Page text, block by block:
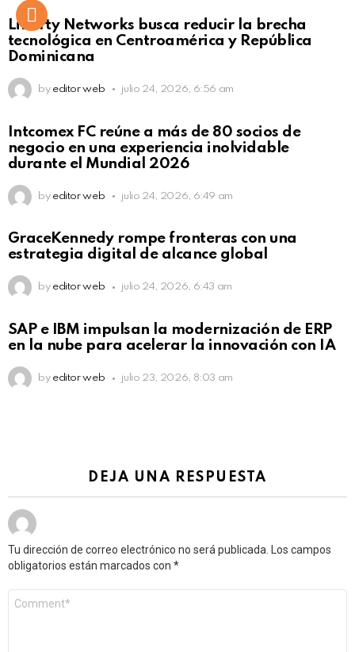
Liberty Networks busca reducir la brecha
tecnológica en Centroamérica y República
Dominicana
by editor web julio 24, 2026, 6:56 am
Intcomex FC reúne a más de 80 socios de
negocio en una experiencia inolvidable
durante el Mundial 2026
by editor web julio 24, 2026, 6:49 am
GraceKennedy rompe fronteras con una
estrategia digital de alcance global
by editor web julio 24, 2026, 6:43 am
Click to view this post
SAP e IBM impulsan la modernización de ERP
en la nube para acelerar la innovación con IA
by editor web julio 23, 2026, 8:03 am
DEJA UNA RESPUESTA
Tu dirección de correo electrónico no será publicada.
Los campos
obligatorios están marcados con *